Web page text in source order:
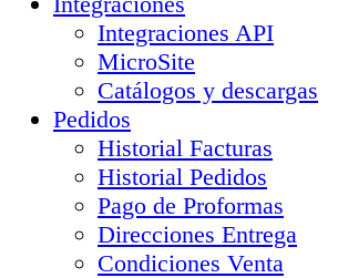
Integraciones API
MicroSite
Catálogos y descargas
Pedidos
Historial Facturas
Historial Pedidos
Pago de Proformas
Direcciones Entrega
Condiciones Venta